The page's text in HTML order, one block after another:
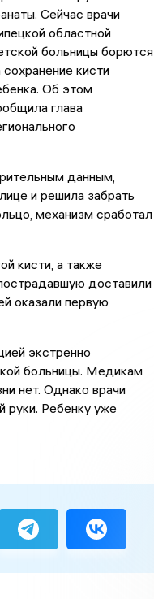
Сейчас врачи
областной
больницы борются
сохранение кисти
Об этом
глава
данным,
и решила забрать
механизм сработал
кисти, а также
доставили
оказали первую
экстренно
больницы. Медикам
нет. Однако врачи
руки. Ребенку уже